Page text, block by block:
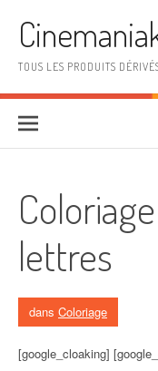
TOUS LES PRODUITS
lettres
dans Coloriage
[google_cloaking]